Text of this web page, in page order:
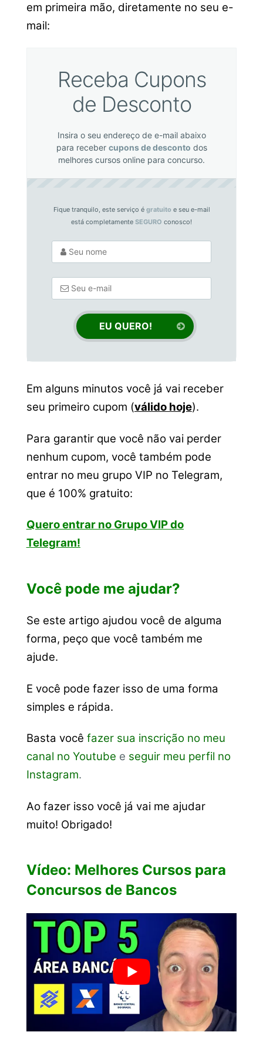
em primeira mão, diretamente no seu e-
mail:
Receba Cupons
de Desconto
Insira o seu endereço de e-mail abaixo
para receber cupons de desconto dos
melhores cursos online para concurso.
Fique tranquilo, este serviço é gratuito e seu e-mail
está completamente SEGURO conosco!
Em alguns minutos você já vai receber
seu primeiro cupom (válido hoje).
Para garantir que você não vai perder
nenhum cupom, você também pode
entrar no meu grupo VIP no Telegram,
que é 100% gratuito:
Quero entrar no Grupo VIP do
Telegram!
Você pode me ajudar?
Se este artigo ajudou você de alguma
forma, peço que você também me
ajude.
E você pode fazer isso de uma forma
simples e rápida.
Basta você fazer sua inscrição no meu
canal no Youtube e seguir meu perfil no
Instagram.
Ao fazer isso você já vai me ajudar
muito! Obrigado!
Vídeo: Melhores Cursos para
Concursos de Bancos